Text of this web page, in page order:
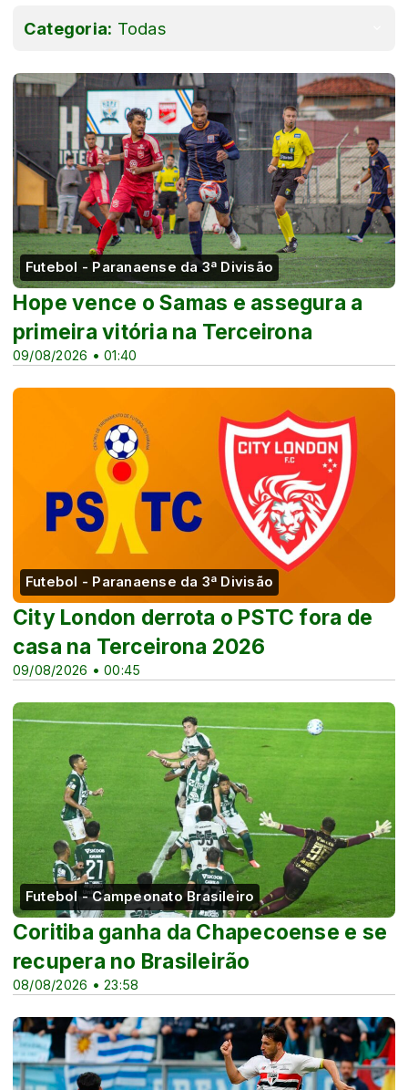
Categoria: Todas
Futebol - Paranaense da 3ª Divisão
09/08/2026 • 01:40
Hope vence o Samas e assegura a
primeira vitória na Terceirona
Futebol - Paranaense da 3ª Divisão
09/08/2026 • 00:45
City London derrota o PSTC fora de
casa na Terceirona 2026
Futebol - Campeonato Brasileiro
08/08/2026 • 23:58
Coritiba ganha da Chapecoense e se
recupera no Brasileirão